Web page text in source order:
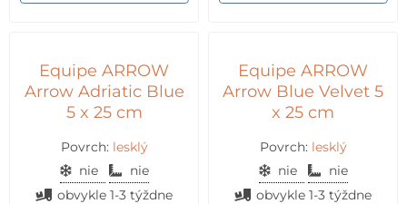
Equipe ARROW
Arrow Adriatic Blue
5 x 25 cm
Povrch: lesklý
nie
nie
obvykle 1-3 týždne
Equipe ARROW
Arrow Blue Velvet 5
x 25 cm
Povrch: lesklý
nie
nie
obvykle 1-3 týždne